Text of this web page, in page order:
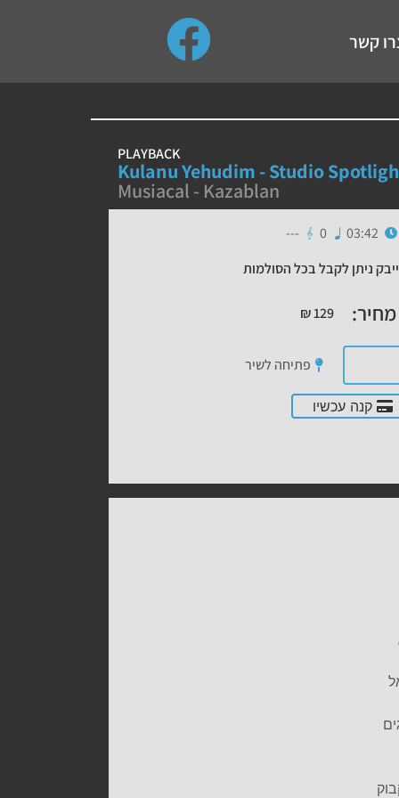
up and down arrows to review and enter to go to the
קשר
PLAYBACK
Kulanu Yehudim - Studio
Musiacal - Kazablan
03:42
0
---
ניתן לקבל בכל הסולמות
מחיר: ₪129
פתיחה לשיר
קנה עכשיו